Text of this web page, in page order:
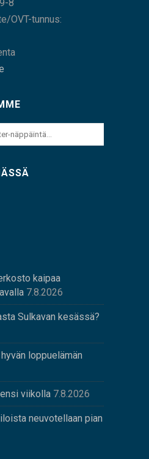
8
OVT-tunnus:
kaipaa
7.8.2026
Sulkavan kesässä?
loppuelämän
viikolla 7.8.2026
neuvotellaan pian